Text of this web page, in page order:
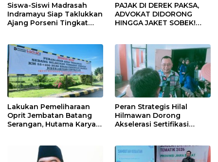
Siswa-Siswi Madrasah
Indramayu Siap Taklukkan
Ajang Porseni Tingkat
PAJAK DI DEREK PAKSA,
ADVOKAT DIDORONG
HINGGA JAKET SOBEK!
Pekanbaru!
Lakukan Pemeliharaan
Oprit Jembatan Batang
Serangan, Hutama Karya
Peran Strategis Hilal
Hilmawan Dorong
Akselerasi Sertifikasi
Indramayu